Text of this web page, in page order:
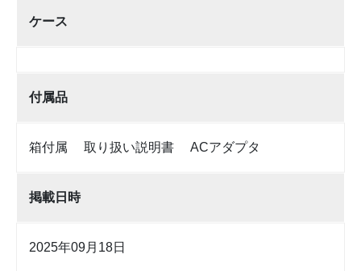
ケース
付属品
箱付属 取り扱い説明書 ACアダプタ
掲載日時
2025年09月18日